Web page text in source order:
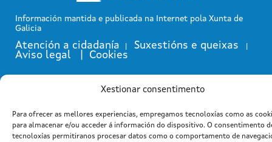
Xestionar consentimento
Para ofrecer as mellores experiencias, empregamos tecnoloxías como as
para almacenar e/ou acceder á información do dispositivo. O consentimento
tecnoloxías permitiranos procesar datos como o comportamento de
Información mantida e publicada na Internet pola Xunta de
Galicia
Atención a cidadanía Suxestións e queixas
Aviso legal | Cookies